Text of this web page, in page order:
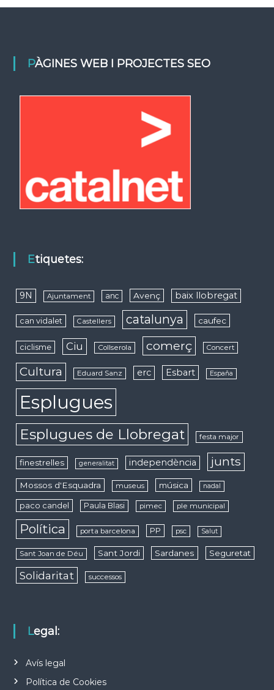
PÀGINES WEB I PROJECTES SEO
Etiquetes:
9N Ajuntament anc Avenç baix llobregat
can vidalet Castellers catalunya caufec
ciclisme Ciu Collserola comerç Concert
Cultura Eduard Sanz erc Esbart España
Esplugues
Esplugues de Llobregat festa major
finestrelles generalitat independència junts
Mossos d'Esquadra museus música nadal
paco candel Paula Blasi pimec ple municipal
Política porta barcelona PP psc Salut
Sant Joan de Déu Sant Jordi Sardanes Seguretat
Solidaritat successos
Legal:
Avís legal
Política de Cookies